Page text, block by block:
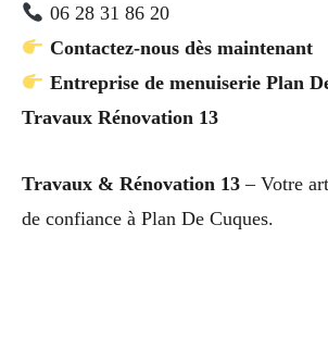
06 28 31 86 20
Contactez-nous dès maintenant
Entreprise de menuiserie Plan
Travaux Rénovation 13
Travaux & Rénovation 13 – Votre
de confiance à Plan De Cuques.